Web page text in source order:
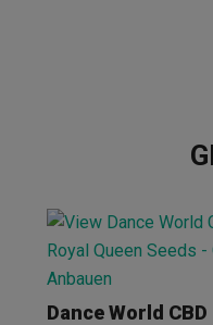
Dance World CBD